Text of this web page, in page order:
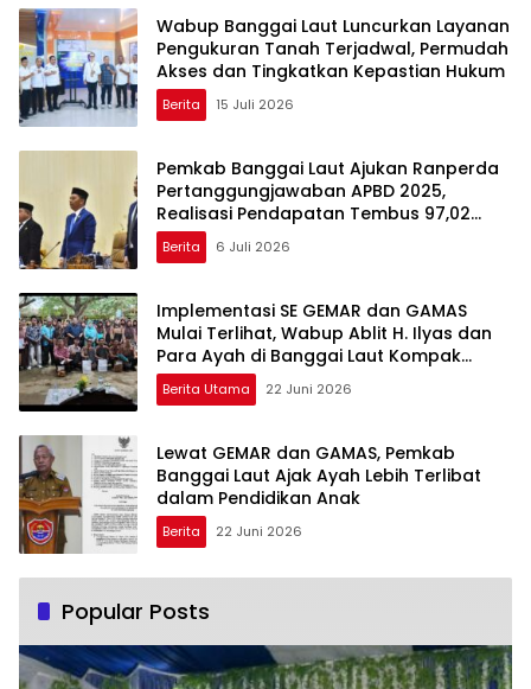
Wabup Banggai Laut Luncurkan Layanan
Pengukuran Tanah Terjadwal, Permudah
Akses dan Tingkatkan Kepastian Hukum
Berita 15 Juli 2026
Pemkab Banggai Laut Ajukan Ranperda
Pertanggungjawaban APBD 2025,
Realisasi Pendapatan Tembus 97,02
Persen
Berita 6 Juli 2026
Implementasi SE GEMAR dan GAMAS
Mulai Terlihat, Wabup Ablit H. Ilyas dan
Para Ayah di Banggai Laut Kompak
Ambil Rapor Anak
Berita Utama 22 Juni 2026
Lewat GEMAR dan GAMAS, Pemkab
Banggai Laut Ajak Ayah Lebih Terlibat
dalam Pendidikan Anak
Berita 22 Juni 2026
Popular Posts